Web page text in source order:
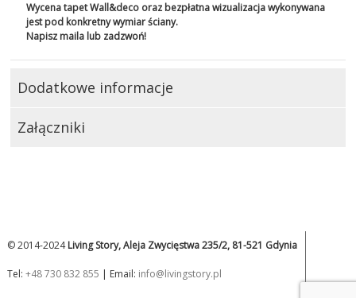
Wycena tapet Wall&deco oraz bezpłatna wizualizacja wykonywana
jest pod konkretny wymiar ściany.
Napisz maila lub zadzwoń!
Dodatkowe informacje
Załączniki
© 2014-2024Living Story, Aleja Zwycięstwa 235/2, 81-521 Gdynia
Tel: +48 730 832 855 | Email: info@livingstory.pl